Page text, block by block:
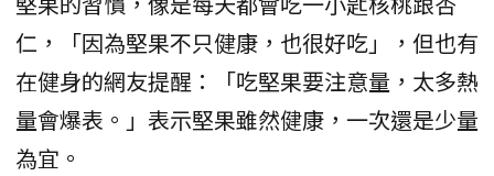
仁，「因為堅果不只健康，也很好吃」，但也有
在健身的網友提醒：「吃堅果要注意量，太多熱
量會爆表。」表示堅果雖然健康，一次還是少量
為宜。